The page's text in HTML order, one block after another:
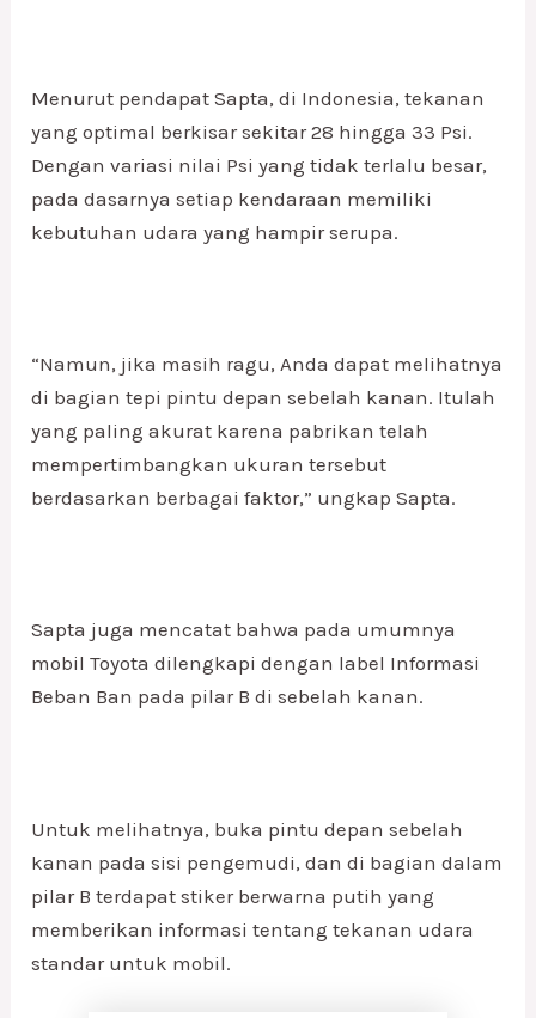
Menurut pendapat Sapta, di Indonesia, tekanan
yang optimal berkisar sekitar 28 hingga 33 Psi.
Dengan variasi nilai Psi yang tidak terlalu besar,
pada dasarnya setiap kendaraan memiliki
kebutuhan udara yang hampir serupa.
“Namun, jika masih ragu, Anda dapat melihatnya
di bagian tepi pintu depan sebelah kanan. Itulah
yang paling akurat karena pabrikan telah
mempertimbangkan ukuran tersebut
berdasarkan berbagai faktor,” ungkap Sapta.
Sapta juga mencatat bahwa pada umumnya
mobil Toyota dilengkapi dengan label Informasi
Beban Ban pada pilar B di sebelah kanan.
Untuk melihatnya, buka pintu depan sebelah
kanan pada sisi pengemudi, dan di bagian dalam
pilar B terdapat stiker berwarna putih yang
memberikan informasi tentang tekanan udara
standar untuk mobil.